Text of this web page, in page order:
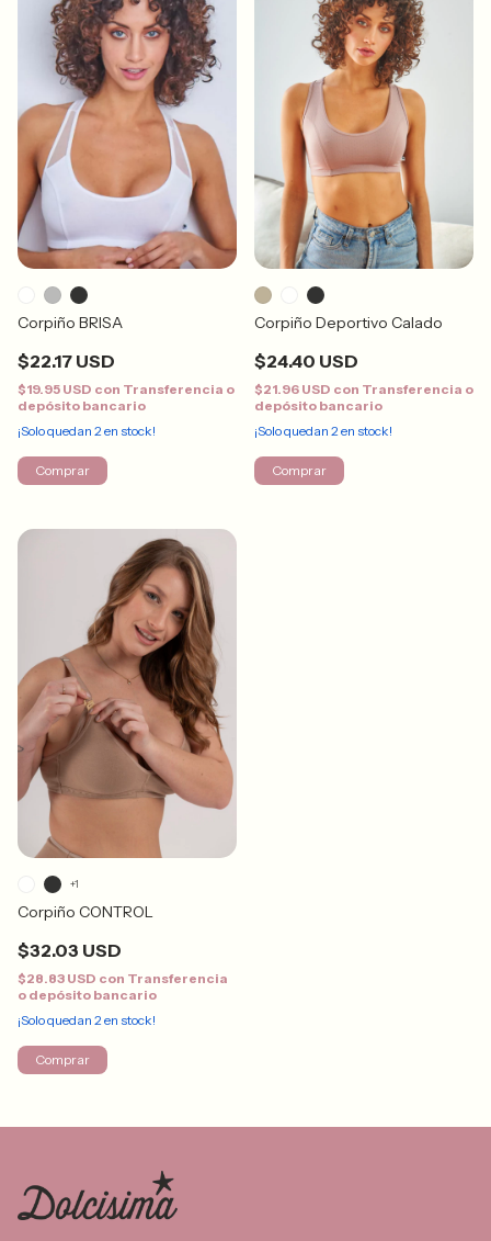
Corpiño BRISA
$22.17 USD
$19.95 USD con Transferencia o
depósito bancario
¡Solo quedan 2en stock!
Comprar
Corpiño Deportivo Calado
$24.40 USD
$21.96 USD con Transferencia o
depósito bancario
¡Solo quedan 2en stock!
Comprar
Corpiño CONTROL
$32.03 USD
$28.83 USD con Transferencia
o depósito bancario
¡Solo quedan 2en stock!
+1
Comprar